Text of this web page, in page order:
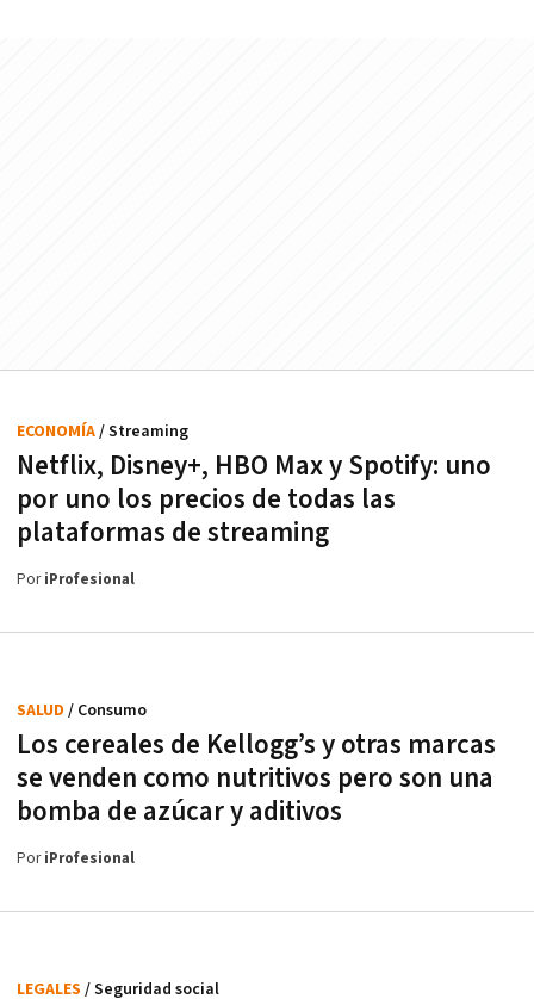
Netflix, Disney+, HBO Max y Spotify: uno
por uno los precios de todas las
plataformas de streaming
ECONOMÍA/ Streaming
PoriProfesional
Los cereales de Kellogg’s y otras marcas
se venden como nutritivos pero son una
bomba de azúcar y aditivos
SALUD / Consumo
PoriProfesional
LEGALES / Seguridad social